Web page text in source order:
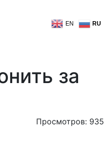
EN RU
за
Просмотров: 935